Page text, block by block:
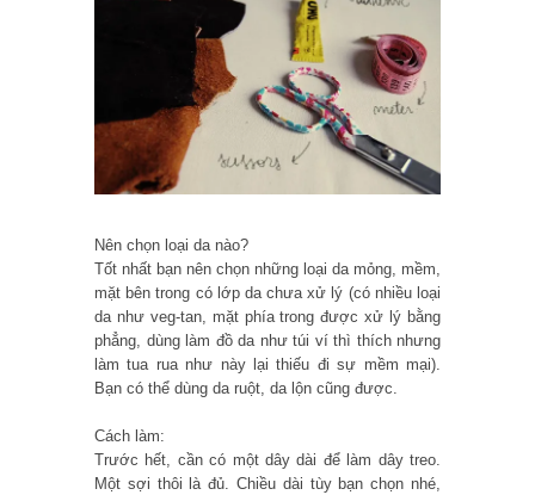
Nên chọn loại da nào?
Tốt nhất bạn nên chọn những loại da mỏng, mềm,
mặt bên trong có lớp da chưa xử lý (có nhiều loại
da như veg-tan, mặt phía trong được xử lý bằng
phẳng, dùng làm đồ da như túi ví thì thích nhưng
làm tua rua như này lại thiếu đi sự mềm mại).
Bạn có thể dùng da ruột, da lộn cũng được.
Cách làm:
Trước hết, cần có một dây dài để làm dây treo.
Một sợi thôi là đủ. Chiều dài tùy bạn chọn nhé,